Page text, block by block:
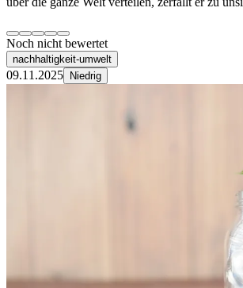
Noch nicht bewertet
nachhaltigkeit-umwelt
09.11.2025 Niedrig